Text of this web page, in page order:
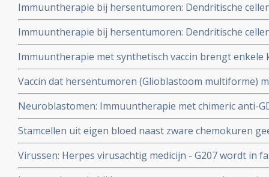
Immuuntherapie bij hersentumoren: Dendritische
hersentumoren zorgt voor opmerkelijk goede kansen
resultaten uit kleinschalige studie bij 23 patiënten.
Immuuntherapie bij hersentumoren: Dendritische
hersentumoren zorgt voor opmerkelijk goede kansen
resultaten uit kleinschalige studie bij 12 patiënten.
Immuuntherapie met synthetisch vaccin brengt
- glioblastoom in een totale remissie
Vaccin dat hersentumoren (Glioblastoom multiforme)
geeft verdubbeling van overlevingstijd en
gediagnosteerde patienten
Neuroblastomen: Immuuntherapie met chimeric anti-
significant overall overleving na 2 jaar met 20% t.o.v.
stamceltherapie.
Stamcellen uit eigen bloed naast zware chemokuren
hersentumoren langere overlevingstijd en kans op
1 op de 4 kinderen aan de gevolgen van de behandeling
Virussen: Herpes virusachtig medicijn - G207 wordt in
kwaadaardige Glioma tumoren waarvoor